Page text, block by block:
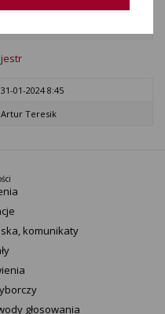
31-01-2024 8:45
Artur Teresik
komunikaty
głosowania